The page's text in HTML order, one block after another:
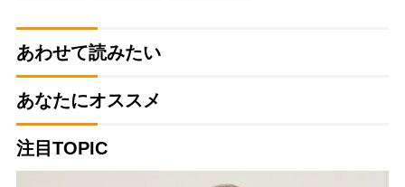
あわせて読みたい
あなたにオススメ
注目TOPIC